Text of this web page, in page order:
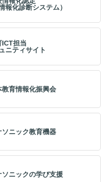
報化診断システム）
ICT担当
ティサイト
教育情報化振興会
ソニック教育機器
ソニックの学び支援